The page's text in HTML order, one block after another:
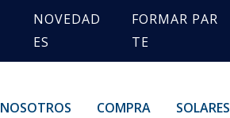
NOVEDAD
ES
FORMAR PAR
TE
NOSOTROS COMPRA SOLARES